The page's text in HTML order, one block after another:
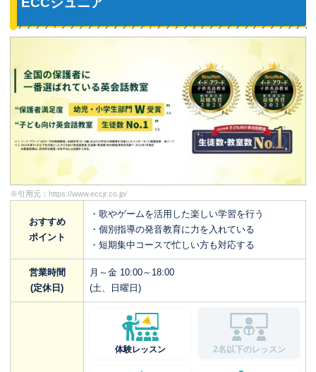
※引用元： https://www.eccjr.co.jp/
おすすめ
ポイント
・歌やゲームを活用した楽しい学習を行う
・個別指導の発音教育に力を入れている
・短期集中コースで忙しい方も対応する
営業時間
(定休日)
月～金 10:00～18:00
(土、日曜日)
体験レッスン 2名以下のレッスン